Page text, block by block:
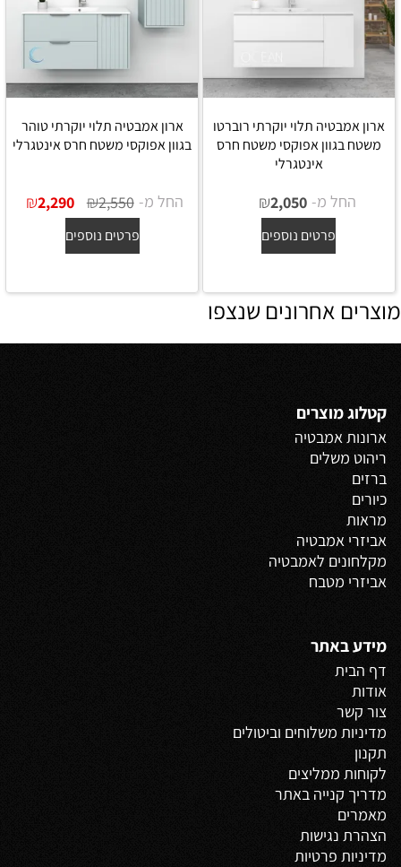
ארון אמבטיה תלוי יוקרתי רוברטו
משטח בגוון אפוקסי משטח חרס
אינטגרלי
החל מ- ₪2,050
פרטים נוספים
ארון אמבטיה תלוי יוקרתי טוהר
בגוון אפוקסי משטח חרס אינטגרלי
החל מ- ₪2,550
₪2,290
פרטים נוספים
מוצרים אחרונים שנצפו
קטלוג מוצרים
ארונות אמבטיה
ריהוט משלים
ברזים
כיורים
מראות
אביזרי אמבטיה
מקלחונים לאמבטיה
אביזרי מטבח
מידע באתר
דף הבית
אודות
צור קשר
מדיניות משלוחים וביטולים
תקנון
לקוחות ממליצים
מדריך קנייה באתר
מאמרים
הצהרת נגישות
מדיניות פרטיות